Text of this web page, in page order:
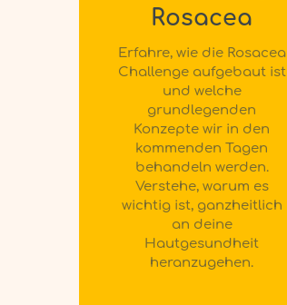
Rosacea
Erfahre, wie die Rosacea
Challenge aufgebaut ist
und welche
grundlegenden
Konzepte wir in den
kommenden Tagen
behandeln werden.
Verstehe, warum es
wichtig ist, ganzheitlich
an deine
Hautgesundheit
heranzugehen.